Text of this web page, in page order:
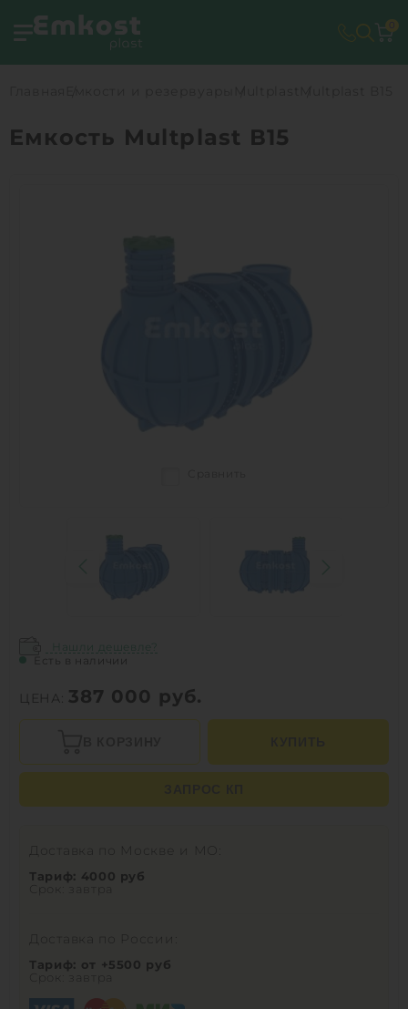
Емкость Multplast В15
Нашли дешевле?
Есть в наличии
ЦЕНА: 387 000 руб.
Доставка по Москве и МО:
Тариф: 4000 руб
Срок: завтра
Доставка по России:
Тариф: от +5500 руб
Срок: завтра